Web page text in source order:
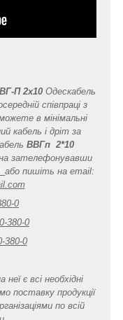
П 2x10 Одескабель
співпраці з
в мінімальні
кабель і дріт за
ВВГп 2*10
зателефонувавши
або пишіть на email:
0
380-0
380-0
неї є всі необхідні
поставку продукції
по всій